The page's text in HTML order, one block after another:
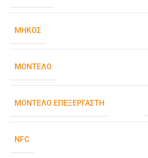
ΜΉΚΟΣ
ΜΟΝΤΈΛΟ
ΜΟΝΤΈΛΟ ΕΠΕΞΕΡΓΑΣΤΉ
NFC